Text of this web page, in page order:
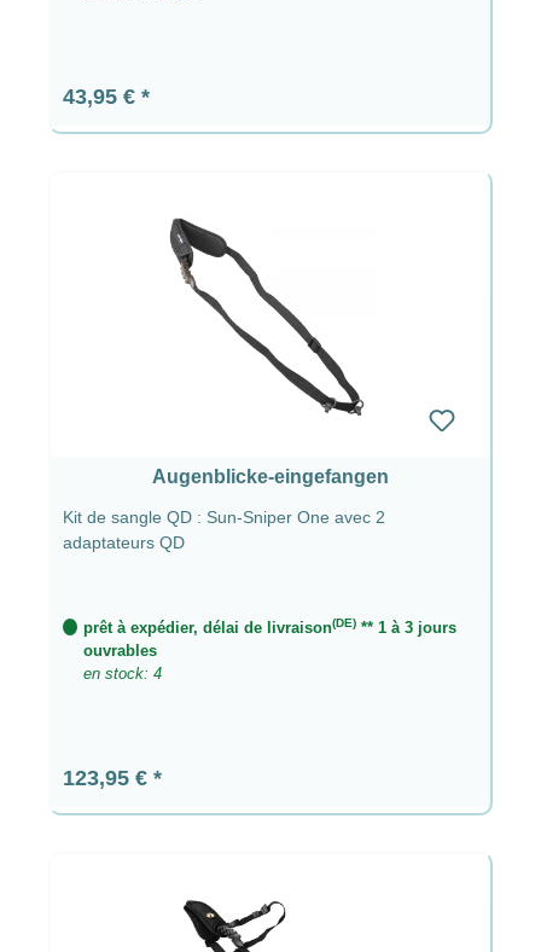
Prix régulier :
43,95 €
Augenblicke-eingefangen
Kit de sangle QD : Sun-Sniper One avec 2
adaptateurs QD
prêt à expédier, délai de livraison(DE) ** 1 à 3 jours
ouvrables
en stock: 4
Prix régulier :
123,95 €